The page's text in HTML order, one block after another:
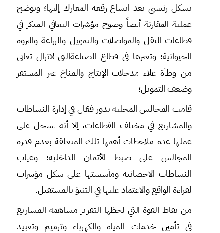
بشكل رئيسي بعد اتساع رقعة المعارك إليها؛ وتوضح
عملية المقارنة أيضاً وضوح مؤشرات التعافي المبكر في
قطاعات النقل والمواصلات والتمويل والزراعة والثروة
الحيوانية؛ وتعثرها في قطاع الصناعةالتي لاتزال تعاني
من وطأة غلاء مدخلات الإنتاج والمناخ غير المستقر
وضعف التمويل؛
قامت المجالس المحلية بدور فعّال في إدارة النشاطات
والمشاريع في مختلف القطاعات، إلا أنه يسجل على
عملها عدة ملاحظات أهمها تلك المتعلقة بعدم قدرة
المجالس على ضبط الأثمان الداخلية؛ وغياب
النشاطات الاحصائية ومأسستها على شكل مؤشرات
لقراءة الواقع والاعتماد عليها في التنبؤ بالمستقبل.
من نقاط القوة التي لحظها التقرير مساهمة المشاريع
في تأمين خدمات المياه والكهرباء وترميم وتعبيد